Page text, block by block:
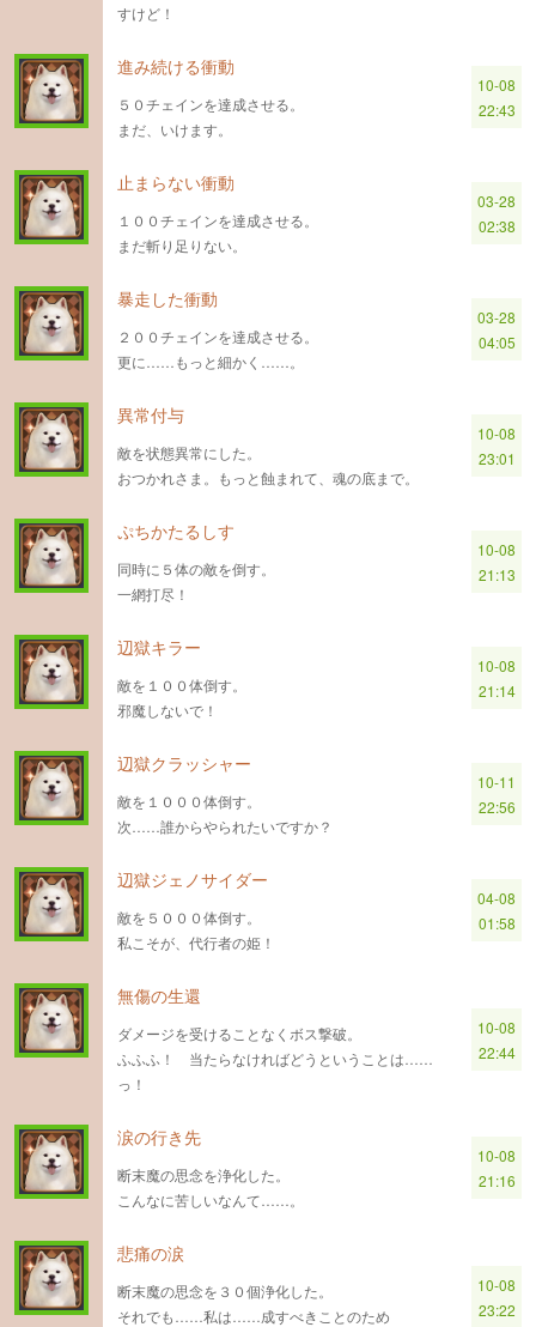
すけど！
進み続ける衝動
５０チェインを達成させる。
まだ、いけます。
10-08
22:43
止まらない衝動
１００チェインを達成させる。
まだ斬り足りない。
03-28
02:38
暴走した衝動
２００チェインを達成させる。
更に……もっと細かく……。
03-28
04:05
異常付与
敵を状態異常にした。
おつかれさま。もっと蝕まれて、魂の底まで。
10-08
23:01
ぷちかたるしす
同時に５体の敵を倒す。
一網打尽！
10-08
21:13
辺獄キラー
敵を１００体倒す。
邪魔しないで！
10-08
21:14
辺獄クラッシャー
敵を１０００体倒す。
次……誰からやられたいですか？
10-11
22:56
辺獄ジェノサイダー
敵を５０００体倒す。
私こそが、代行者の姫！
04-08
01:58
無傷の生還
ダメージを受けることなくボス撃破。
ふふふ！ 当たらなければどうということは……
っ！
10-08
22:44
涙の行き先
断末魔の思念を浄化した。
こんなに苦しいなんて……。
10-08
21:16
悲痛の涙
断末魔の思念を３０個浄化した。
それでも……私は……成すべきことのため
10-08
23:22